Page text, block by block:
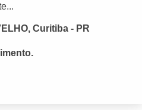
Curitiba - PR